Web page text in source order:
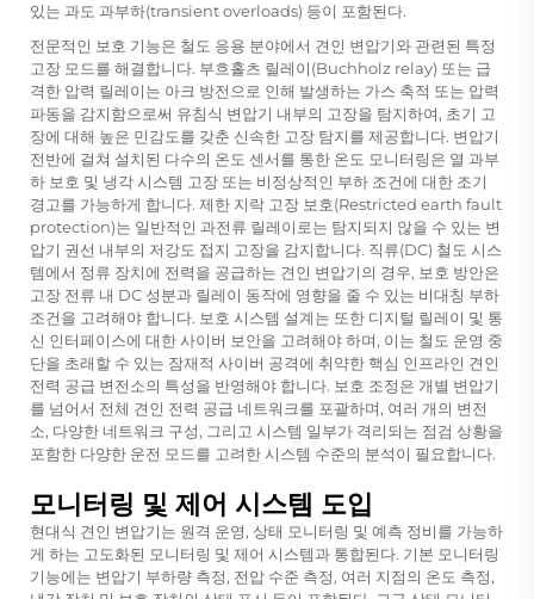
있는 과도 과부하(transient overloads) 등이 포함된다.
전문적인 보호 기능은 철도 응용 분야에서 견인 변압기와 관련된 특정
고장 모드를 해결합니다. 부흐홀츠 릴레이(Buchholz relay) 또는 급
격한 압력 릴레이는 아크 방전으로 인해 발생하는 가스 축적 또는 압력
파동을 감지함으로써 유침식 변압기 내부의 고장을 탐지하여, 초기 고
장에 대해 높은 민감도를 갖춘 신속한 고장 탐지를 제공합니다. 변압기
전반에 걸쳐 설치된 다수의 온도 센서를 통한 온도 모니터링은 열 과부
하 보호 및 냉각 시스템 고장 또는 비정상적인 부하 조건에 대한 조기
경고를 가능하게 합니다. 제한 지락 고장 보호(Restricted earth fault
protection)는 일반적인 과전류 릴레이로는 탐지되지 않을 수 있는 변
압기 권선 내부의 저강도 접지 고장을 감지합니다. 직류(DC) 철도 시스
템에서 정류 장치에 전력을 공급하는 견인 변압기의 경우, 보호 방안은
고장 전류 내 DC 성분과 릴레이 동작에 영향을 줄 수 있는 비대칭 부하
조건을 고려해야 합니다. 보호 시스템 설계는 또한 디지털 릴레이 및 통
신 인터페이스에 대한 사이버 보안을 고려해야 하며, 이는 철도 운영 중
단을 초래할 수 있는 잠재적 사이버 공격에 취약한 핵심 인프라인 견인
전력 공급 변전소의 특성을 반영해야 합니다. 보호 조정은 개별 변압기
를 넘어서 전체 견인 전력 공급 네트워크를 포괄하며, 여러 개의 변전
소, 다양한 네트워크 구성, 그리고 시스템 일부가 격리되는 점검 상황을
포함한 다양한 운전 모드를 고려한 시스템 수준의 분석이 필요합니다.
모니터링 및 제어 시스템 도입
현대식 견인 변압기는 원격 운영, 상태 모니터링 및 예측 정비를 가능하
게 하는 고도화된 모니터링 및 제어 시스템과 통합된다. 기본 모니터링
기능에는 변압기 부하량 측정, 전압 수준 측정, 여러 지점의 온도 측정,